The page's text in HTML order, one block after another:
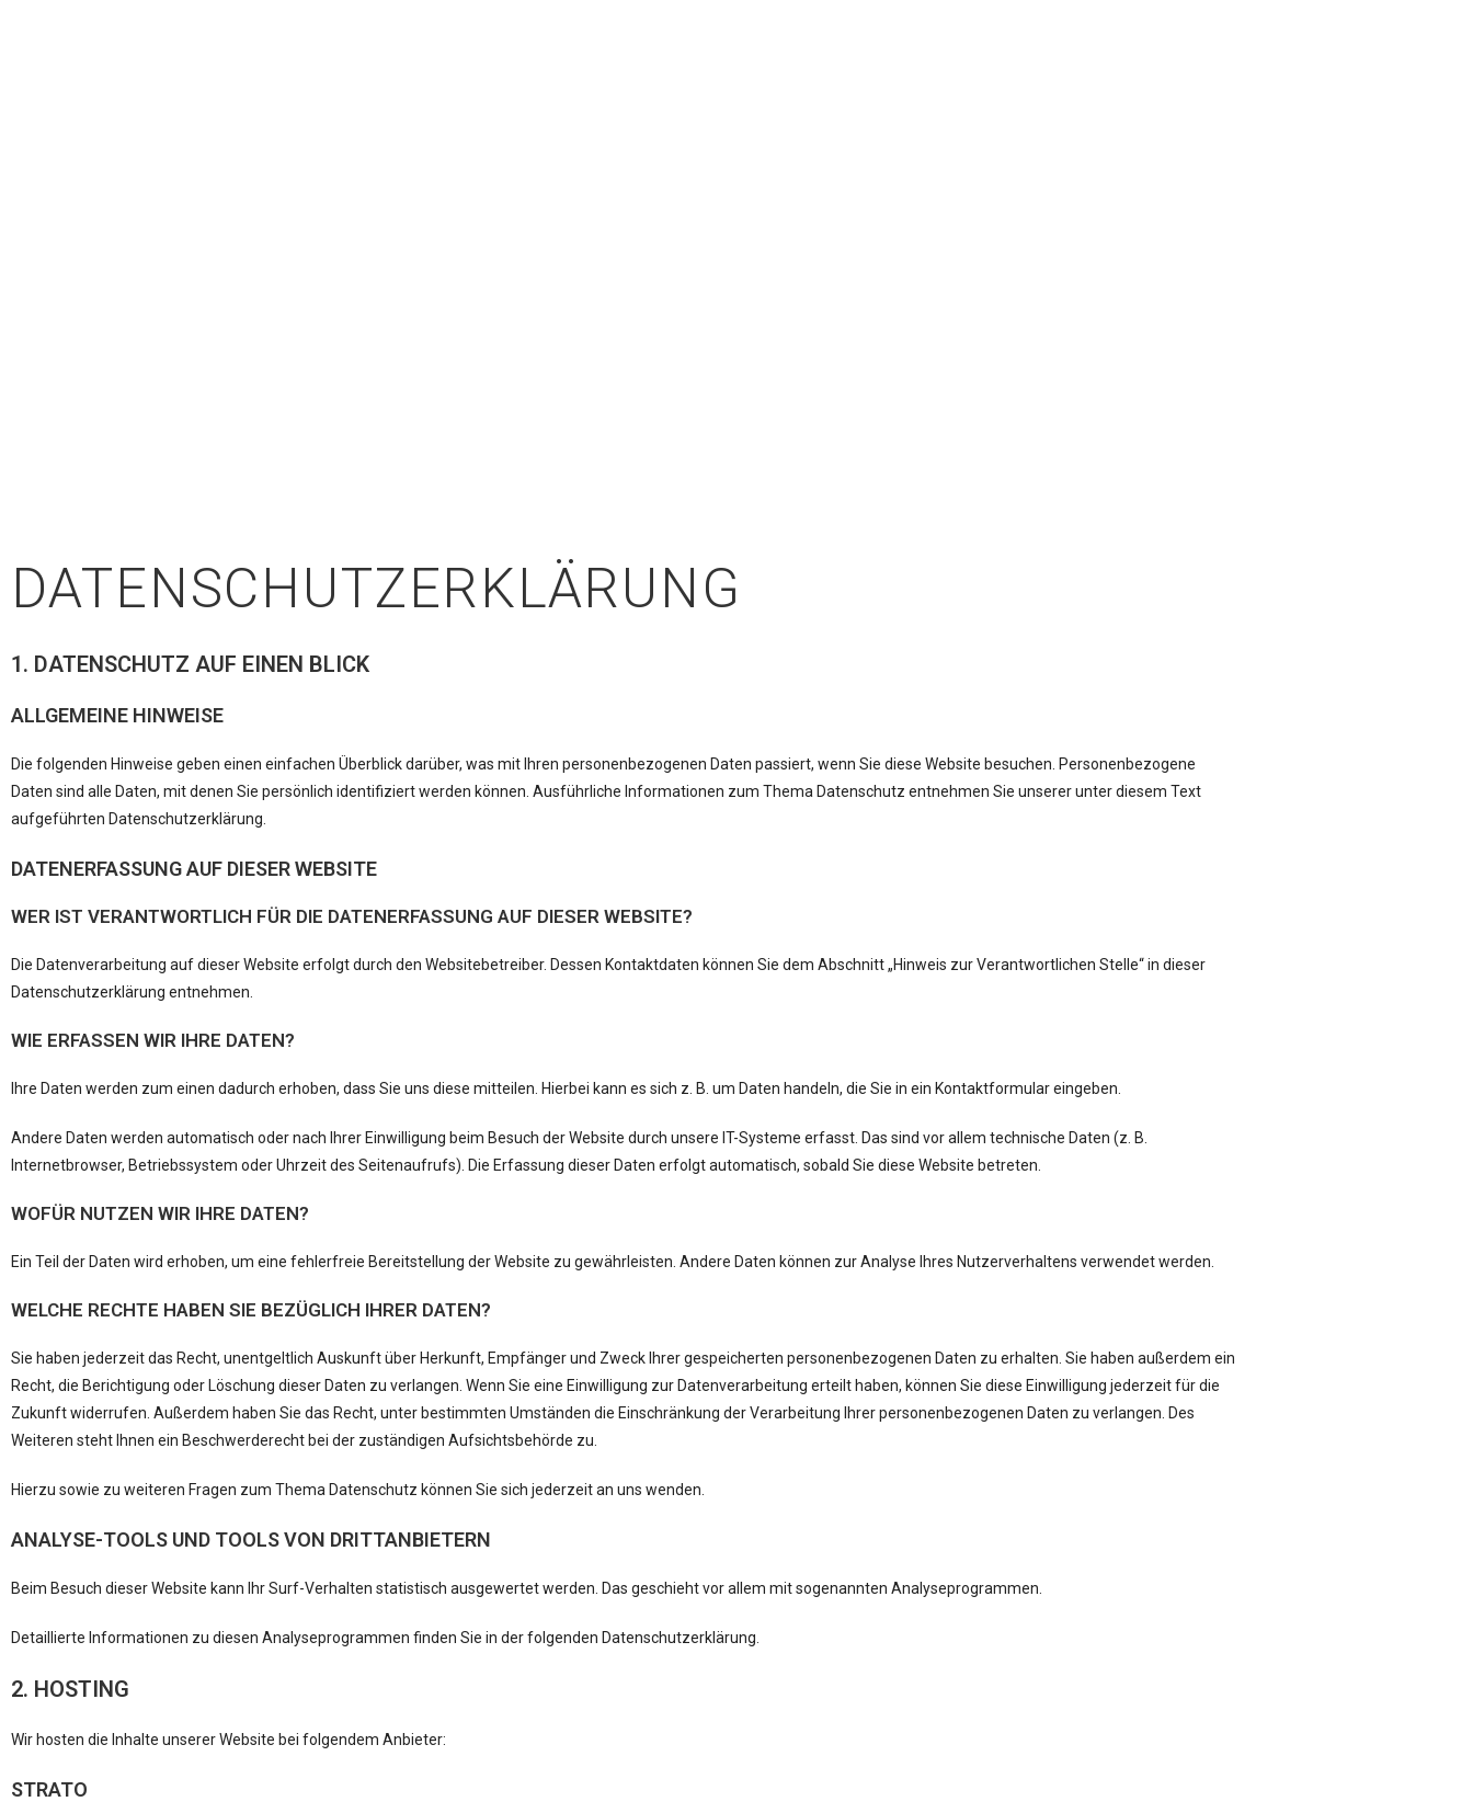
DATENSCHUTZ­ERKLÄRUNG
1. DATENSCHUTZ AUF EINEN BLICK
ALLGEMEINE HINWEISE
Die folgenden Hinweise geben einen einfachen Überblick darüber, was mit Ihren personenbezogenen Daten passiert, wenn Sie diese Website besuchen. Personenbezogene
Daten sind alle Daten, mit denen Sie persönlich identifiziert werden können. Ausführliche Informationen zum Thema Datenschutz entnehmen Sie unserer unter diesem Text
aufgeführten Datenschutzerklärung.
DATENERFASSUNG AUF DIESER WEBSITE
WER IST VERANTWORTLICH FÜR DIE DATENERFASSUNG AUF DIESER WEBSITE?
Die Datenverarbeitung auf dieser Website erfolgt durch den Websitebetreiber. Dessen Kontaktdaten können Sie dem Abschnitt „Hinweis zur Verantwortlichen Stelle“ in dieser
Datenschutzerklärung entnehmen.
WIE ERFASSEN WIR IHRE DATEN?
Ihre Daten werden zum einen dadurch erhoben, dass Sie uns diese mitteilen. Hierbei kann es sich z. B. um Daten handeln, die Sie in ein Kontaktformular eingeben.
Andere Daten werden automatisch oder nach Ihrer Einwilligung beim Besuch der Website durch unsere IT-Systeme erfasst. Das sind vor allem technische Daten (z. B.
Internetbrowser, Betriebssystem oder Uhrzeit des Seitenaufrufs). Die Erfassung dieser Daten erfolgt automatisch, sobald Sie diese Website betreten.
WOFÜR NUTZEN WIR IHRE DATEN?
Ein Teil der Daten wird erhoben, um eine fehlerfreie Bereitstellung der Website zu gewährleisten. Andere Daten können zur Analyse Ihres Nutzerverhaltens verwendet werden.
WELCHE RECHTE HABEN SIE BEZÜGLICH IHRER DATEN?
Sie haben jederzeit das Recht, unentgeltlich Auskunft über Herkunft, Empfänger und Zweck Ihrer gespeicherten personenbezogenen Daten zu erhalten. Sie haben außerdem ein
Recht, die Berichtigung oder Löschung dieser Daten zu verlangen. Wenn Sie eine Einwilligung zur Datenverarbeitung erteilt haben, können Sie diese Einwilligung jederzeit für die
Zukunft widerrufen. Außerdem haben Sie das Recht, unter bestimmten Umständen die Einschränkung der Verarbeitung Ihrer personenbezogenen Daten zu verlangen. Des
Weiteren steht Ihnen ein Beschwerderecht bei der zuständigen Aufsichtsbehörde zu.
Hierzu sowie zu weiteren Fragen zum Thema Datenschutz können Sie sich jederzeit an uns wenden.
ANALYSE-TOOLS UND TOOLS VON DRITT­ANBIETERN
Beim Besuch dieser Website kann Ihr Surf-Verhalten statistisch ausgewertet werden. Das geschieht vor allem mit sogenannten Analyseprogrammen.
Detaillierte Informationen zu diesen Analyseprogrammen finden Sie in der folgenden Datenschutzerklärung.
2. HOSTING
Wir hosten die Inhalte unserer Website bei folgendem Anbieter:
STRATO